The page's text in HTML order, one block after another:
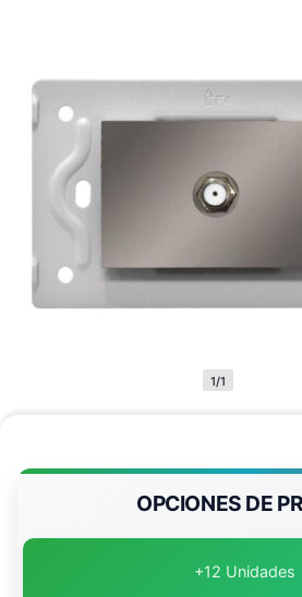
1/1
OPCIONES DE
+12 Unidades